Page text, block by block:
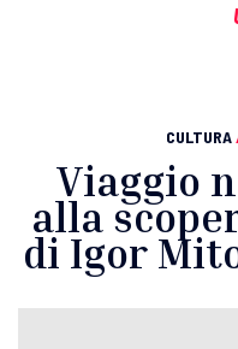
CULTURA
Viaggio
alla
di Igor